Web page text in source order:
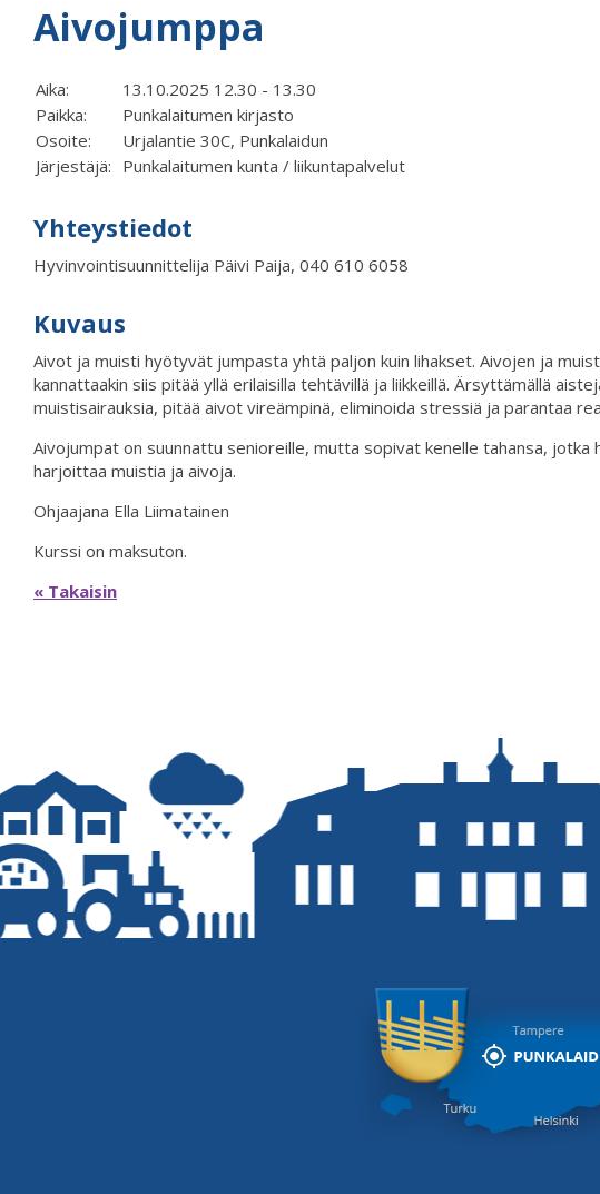
Aivojumppa
Aika:
13.10.2025 12.30 - 13.30
Paikka:
Punkalaitumen kirjasto
Osoite:
Urjalantie 30C, Punkalaidun
Järjestäjä: Punkalaitumen kunta / liikuntapalvelut
Yhteystiedot
Hyvinvointisuunnittelija Päivi Paija, 040 610 6058
Kuvaus
Aivot ja muisti hyötyvät jumpasta yhtä paljon kuin lihakset. Aivojen ja
kannattaakin siis pitää yllä erilaisilla tehtävillä ja liikkeillä. Ärsyttämällä
muistisairauksia, pitää aivot vireämpinä, eliminoida stressiä ja parantaa
Aivojumpat on suunnattu senioreille, mutta sopivat kenelle tahansa, jotka
harjoittaa muistia ja aivoja.
Ohjaajana Ella Liimatainen
Kurssi on maksuton.
« Takaisin